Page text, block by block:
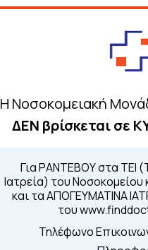
Η Νοσοκομειακή
ΔΕΝ βρίσκεται σε
Για ΡΑΝΤΕΒΟΥ στα ΤΕΙ
Ιατρεία) του Νοσοκομείου
και τα ΑΠΟΓΕΥΜΑΤΙΝΑ
του
Τηλέφωνο